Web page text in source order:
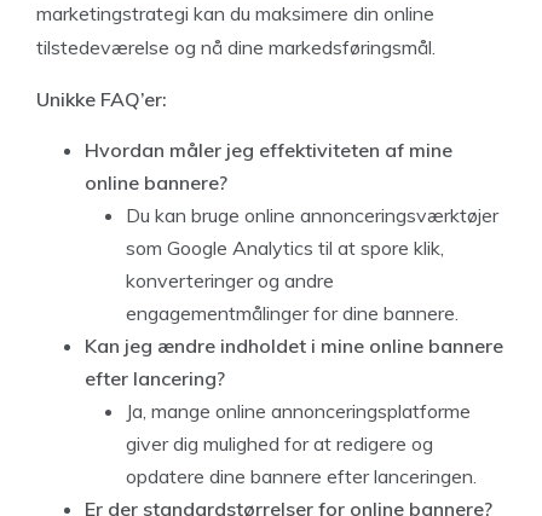
marketingstrategi kan du maksimere din online
tilstedeværelse og nå dine markedsføringsmål.
Unikke FAQ’er:
Hvordan måler jeg effektiviteten af mine
online bannere?
Du kan bruge online annonceringsværktøjer
som Google Analytics til at spore klik,
konverteringer og andre
engagementmålinger for dine bannere.
Kan jeg ændre indholdet i mine online bannere
efter lancering?
Ja, mange online annonceringsplatforme
giver dig mulighed for at redigere og
opdatere dine bannere efter lanceringen.
Er der standardstørrelser for online bannere?